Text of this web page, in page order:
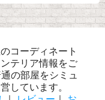
コーディネート
テリア情報をご
の部屋をシミュ
しています。